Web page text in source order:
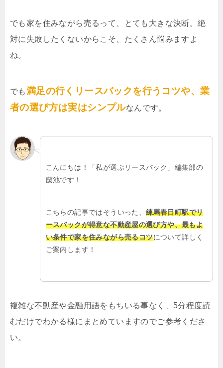
でも家を住みながら売るって、とても大きな決断。絶
対に失敗したくないからこそ、たくさん悩みますよ
ね。
でも満足の行くリースバックを行うコツや、業
者の選び方は実はシンプルなんです。
こんにちは！「私が選ぶリースバック」編集部の
藤池です！
こちらの記事ではそういった、練馬春日町駅でリ
ースバックが得意な不動産屋の選び方や、最もよ
い条件で家を住みながら売るコツについて詳しく
ご案内します！
複雑な不動産や金融用語をもちいる事なく、5分程度読
むだけでわかる様にまとめていますのでご参考くださ
い。